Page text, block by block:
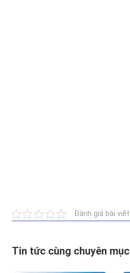
Đánh giá bài viết
Tin tức cùng chuyên mục